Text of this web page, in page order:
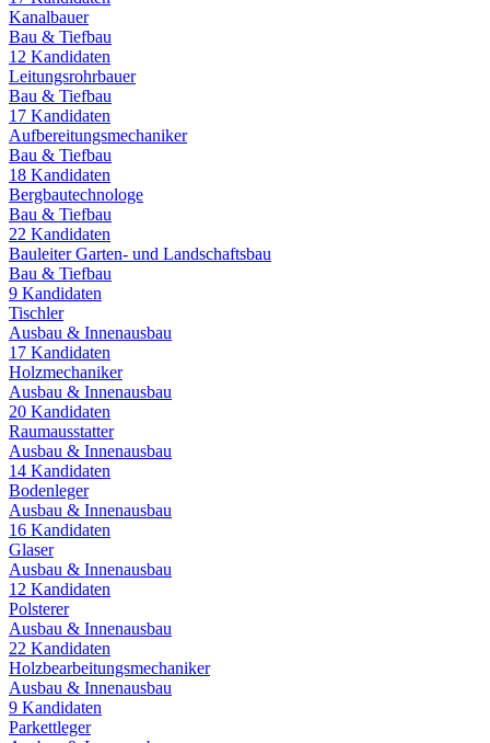
Kanalbauer
Bau & Tiefbau
12 Kandidaten
Leitungsrohrbauer
Bau & Tiefbau
17 Kandidaten
Aufbereitungsmechaniker
Bau & Tiefbau
18 Kandidaten
Bergbautechnologe
Bau & Tiefbau
22 Kandidaten
Bauleiter Garten- und Landschaftsbau
Bau & Tiefbau
9 Kandidaten
Tischler
Ausbau & Innenausbau
17 Kandidaten
Holzmechaniker
Ausbau & Innenausbau
20 Kandidaten
Raumausstatter
Ausbau & Innenausbau
14 Kandidaten
Bodenleger
Ausbau & Innenausbau
16 Kandidaten
Glaser
Ausbau & Innenausbau
12 Kandidaten
Polsterer
Ausbau & Innenausbau
22 Kandidaten
Holzbearbeitungsmechaniker
Ausbau & Innenausbau
9 Kandidaten
Parkettleger